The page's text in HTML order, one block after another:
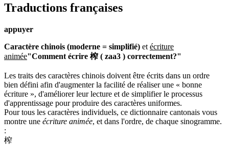
Traductions françaises
appuyer
Caractère chinois (moderne = simplifié) et écriture
animée"Comment écrire 榨 ( zaa3 ) correctement?"
Les traits des caractères chinois doivent être écrits dans un ordre
bien défini afin d'augmenter la facilité de réaliser une « bonne
écriture », d'améliorer leur lecture et de simplifier le processus
d'apprentissage pour produire des caractères uniformes.
Pour tous les caractères individuels, ce dictionnaire cantonais vous
montre une écriture animée, et dans l'ordre, de chaque sinogramme.
:
榨